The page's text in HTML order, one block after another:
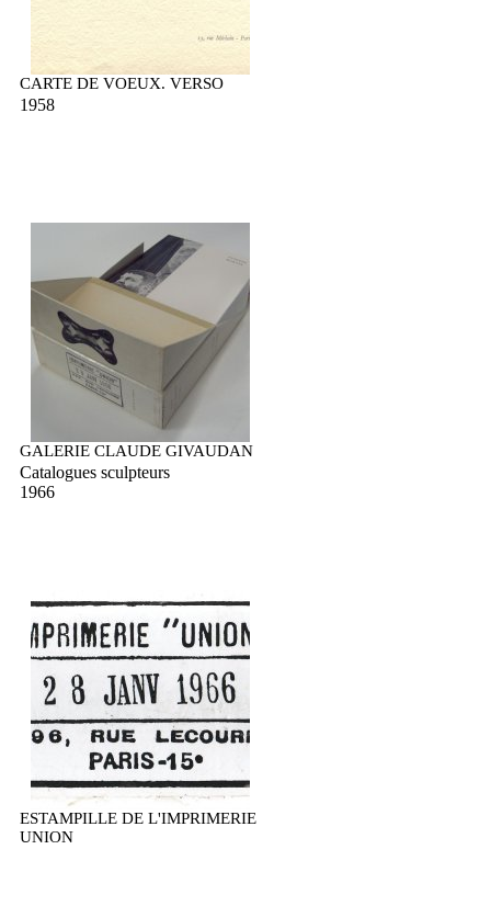
CARTE DE VOEUX. VERSO
1958
GALERIE CLAUDE GIVAUDAN
Catalogues sculpteurs
1966
ESTAMPILLE DE L'IMPRIMERIE
UNION